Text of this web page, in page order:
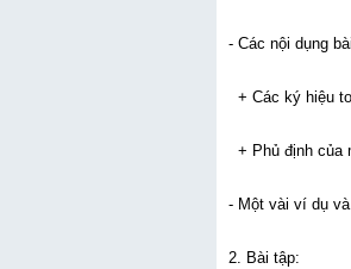
- Các nội dụng
+ Các ký hiệu
+ Phủ định của
- Một vài ví dụ
2. Bài tập: